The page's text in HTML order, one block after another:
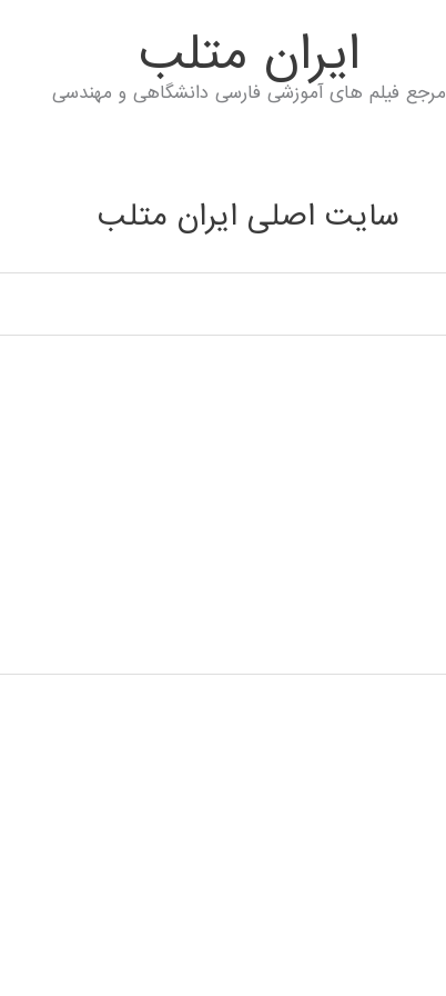
ايران متلب
مرجع فیلم های آموزشی فارسی دانشگاهی و مهندسی
سایت اصلی ایران متلب